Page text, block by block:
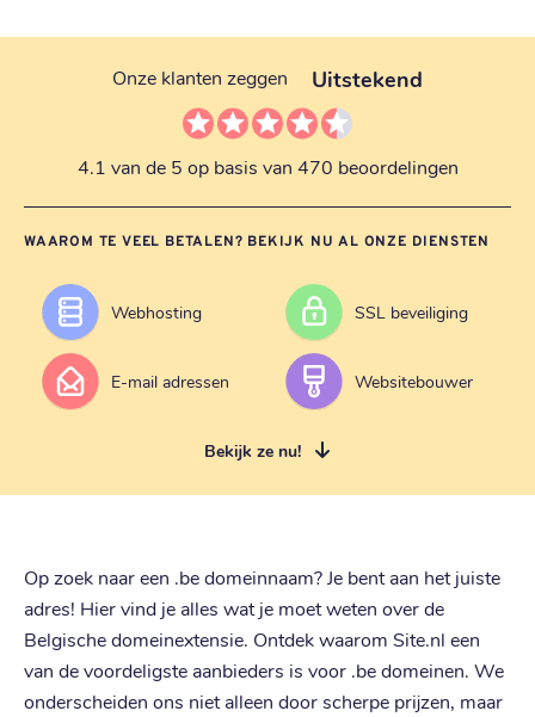
Onze klanten zeggen Uitstekend
4.1 van de 5 op basis van 470 beoordelingen
WAAROM TE VEEL BETALEN? BEKIJK NU AL ONZE DIENSTEN
Webhosting SSL beveiliging
E-mail adressen Websitebouwer
Bekijk ze nu!
Op zoek naar een .be domeinnaam? Je bent aan het juiste
adres! Hier vind je alles wat je moet weten over de
Belgische domeinextensie. Ontdek waarom Site.nl een
van de voordeligste aanbieders is voor .be domeinen. We
onderscheiden ons niet alleen door scherpe prijzen, maar